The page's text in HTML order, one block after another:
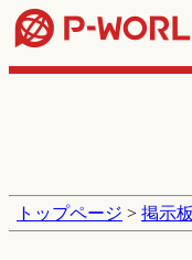
トップページ > 掲示